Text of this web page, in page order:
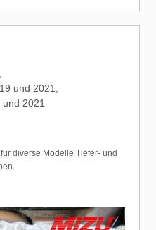
und 2021,
2021
diverse Modelle Tiefer- und